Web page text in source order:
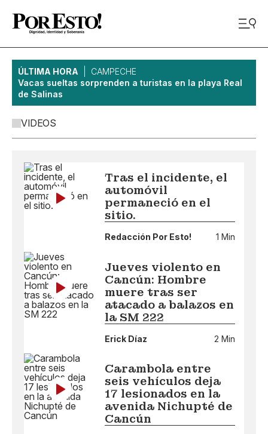
ÚLTIMA HORA
CAMPECHE
Vacas sueltas sorprenden a turistas en la playa Real
de Salinas
VIDEOS
Tras el incidente, el
automóvil
permaneció en el
sitio.
Redacción Por Esto! 1 Min
Jueves violento en
Cancún: Hombre
muere tras ser
atacado a balazos en
la SM 222
Erick Díaz 2 Min
Carambola entre
seis vehículos deja
17 lesionados en la
avenida Nichupté de
Cancún